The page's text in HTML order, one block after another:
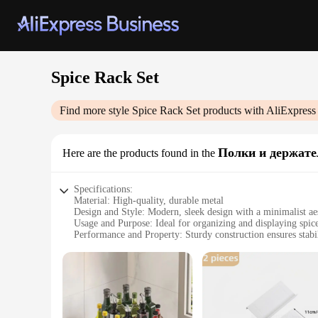
Spice Rack Set
Find more style Spice Rack Set products with AliExpress
Here are the products found in the Полки и
Specifications:
Material: High-quality, durable metal
Design and Style: Modern, sleek design with a minimalist
Usage and Purpose: Ideal for organizing and displaying
Performance and Property: Sturdy construction ensures
Parts and Accessories: Includes all necessary hardware for
**Efficient Storage Solution**
The Spice Rack Set is a versatile storage solution
complementing any kitchen decor. The modern design